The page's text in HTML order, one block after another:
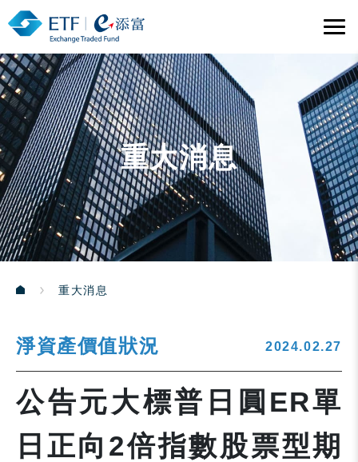
重大消息
重大消息
淨資產價值狀況 2024.02.27
公告元大標普日圓ER單
日正向2倍指數股票型期